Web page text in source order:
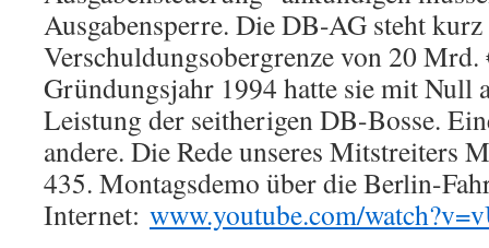
Ausgabensperre. Die DB-AG steht
Verschuldungsobergrenze von 20
Gründungsjahr 1994 hatte sie mit Null
Leistung der seitherigen DB-Bosse.
andere. Die Rede unseres Mitstreiters
435. Montagsdemo über die Berlin-
Internet: www.youtube.com/